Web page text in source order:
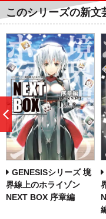
このシリーズの新文
GENESISシリーズ 境
界線上のホライゾン
NEXT BOX 序章編
前
へ